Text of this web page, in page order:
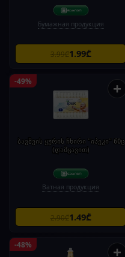
Бумажная продукция
3.99₾1.99₾
-49% +
ბავშვის ყურის ჩხირი "იპეკი" 60ც
(დამცავით)
Ватная продукция
2.90₾1.49₾
-48% +